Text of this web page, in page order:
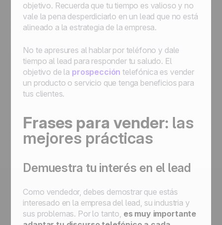
objetivo. Recuerda que tu tiempo es valioso y no
vale la pena desperdiciarlo en un lead que no está
alineado a la estrategia de la empresa.
No te apresures al hablar por teléfono y dale
tiempo al lead para responder tu saludo. El
objetivo de la prospección telefónica es vender
un producto o servicio que tenga beneficios para
tus clientes.
Frases para vender: las
mejores prácticas
Demuestra tu interés en el lead
Como vendedor, debes demostrar que estás
interesado en la empresa del lead, su industria y
sus problemas. Por lo tanto, es muy importante